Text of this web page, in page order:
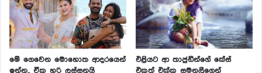
මේ ගෙවෙන මොහොත ආදරයෙන්
ඉන්න.. ඒක හරි ලස්සනයි
එළියට ආ තාජුඩීන්ගේ කේස්
එකත් එක්ක සමනලීගෙන්